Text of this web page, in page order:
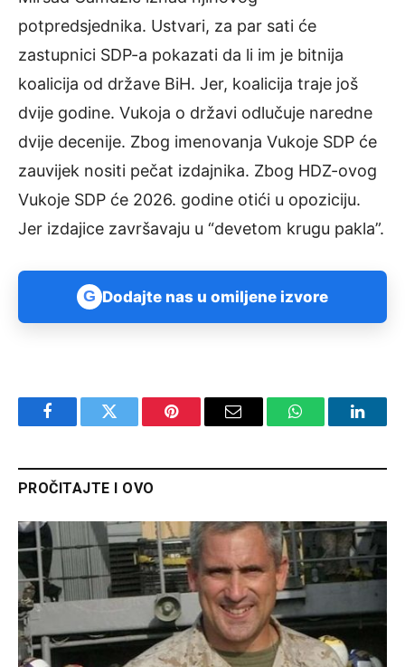
potpredsjednika. Ustvari, za par sati će
zastupnici SDP-a pokazati da li im je bitnija
koalicija od države BiH. Jer, koalicija traje još
dvije godine. Vukoja o državi odlučuje naredne
dvije decenije. Zbog imenovanja Vukoje SDP će
zauvijek nositi pečat izdajnika. Zbog HDZ-ovog
Vukoje SDP će 2026. godine otići u opoziciju.
Jer izdajice završavaju u “devetom krugu pakla”.
G Dodajte nas u omiljene izvore
FacebookTwitter Pinterest Email WhatsApp
PROČITAJTE I OVO